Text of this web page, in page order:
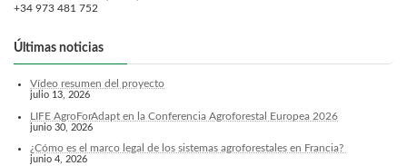
+34 973 481 752
Últimas noticias
Vídeo resumen del proyecto
julio 13, 2026
LIFE AgroForAdapt en la Conferencia Agroforestal Europea 2026
junio 30, 2026
¿Cómo es el marco legal de los sistemas agroforestales en Francia?
junio 4, 2026